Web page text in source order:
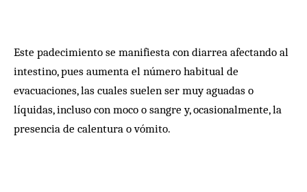
Este padecimiento se manifiesta con diarrea afectando al
intestino, pues aumenta el número habitual de
evacuaciones, las cuales suelen ser muy aguadas o
líquidas, incluso con moco o sangre y, ocasionalmente, la
presencia de calentura o vómito.